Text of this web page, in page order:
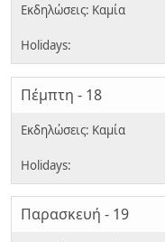
Πέμπτη - 18
Παρασκευή - 19